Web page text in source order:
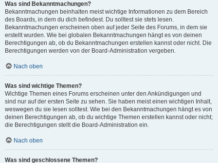
Was sind Bekanntmachungen?
Bekanntmachungen beinhalten meist wichtige Informationen zu dem Bereich
des Boards, in dem du dich befindest. Du solltest sie stets lesen.
Bekanntmachungen erscheinen oben auf jeder Seite des Forums, in dem sie
erstellt wurden. Wie bei globalen Bekanntmachungen hängt es von deinen
Berechtigungen ab, ob du Bekanntmachungen erstellen kannst oder nicht. Die
Berechtigungen werden von der Board-Administration vergeben.
Nach oben
Was sind wichtige Themen?
Wichtige Themen eines Forums erscheinen unter den Ankündigungen und
sind nur auf der ersten Seite zu sehen. Sie haben meist einen wichtigen Inhalt,
weswegen du sie lesen solltest. Wie bei den Bekanntmachungen hängt es von
deinen Berechtigungen ab, ob du wichtige Themen erstellen kannst oder nicht;
die Berechtigungen stellt die Board-Administration ein.
Nach oben
Was sind geschlossene Themen?